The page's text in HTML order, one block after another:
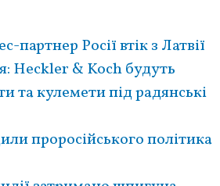
партнер Росії втік з Латвії
Heckler & Koch будуть
та кулемети під радянські
проросійського політика